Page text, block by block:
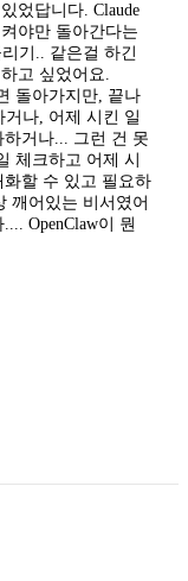
었답니다. Claude
야만 돌아간다는
기.. 같은걸 하긴
고 싶었어요.
돌아가지만, 끝나
나, 어제 시킨 일
거나... 그런 건 못
체크하고 어제 시
화할 수 있고 필요하
깨어있는 비서였어
OpenClaw이 뭔